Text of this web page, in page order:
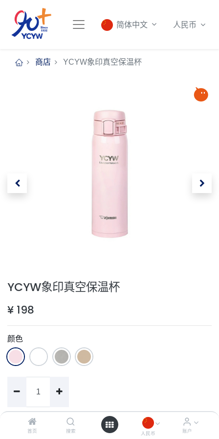
首页 搜索 人民币 账户
简体中文 人民币
商店 YCYW象印真空保温杯
YCYW象印真空保温杯
¥ 198
颜色
加入购物车